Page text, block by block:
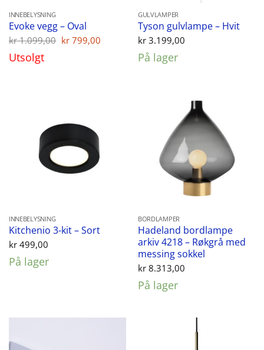
INNEBELYSNING
Evoke vegg – Oval
kr1.099,00 Opprinnelig
kr 799,00 Nåværende
Utsolgt
GULVLAMPER
Tyson gulvlampe – Hvit
kr3.199,00
På lager
INNEBELYSNING
Kitchenio 3-kit – Sort
kr499,00
På lager
BORDLAMPER
Hadeland bordlampe
arkiv 4218 – Røkgrå med
messing sokkel
kr8.313,00
På lager